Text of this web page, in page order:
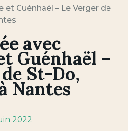
et Guénhaël – Le Verger de
avec
Guénhaël –
St-Do,
Nantes
2022